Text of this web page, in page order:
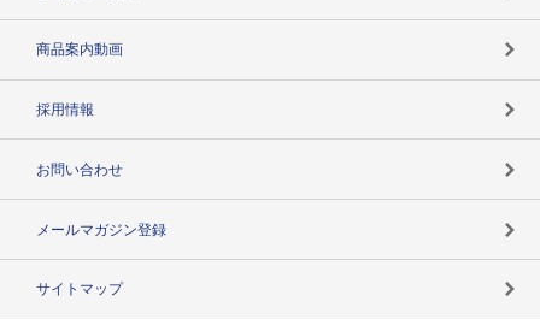
商品案内動画
採用情報
お問い合わせ
メールマガジン登録
サイトマップ